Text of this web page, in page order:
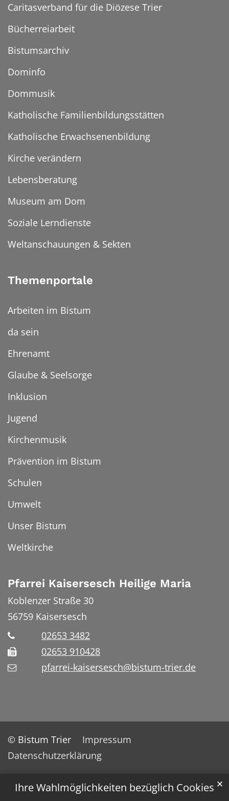
Ihre Wahlmöglichkeiten bezüglich Cookies ✕
Caritasverband für die Diözese Trier
Bücherreiarbeit
Bistumsarchiv
Dominfo
Dommusik
Katholische Familienbildungsstätten
Katholische Erwachsenenbildung
Kirche verändern
Lebensberatung
Museum am Dom
Soziale Lerndienste
Weltanschauungen & Sekten
Themenportale
Arbeiten im Bistum
da sein
Ehrenamt
Glaube & Seelsorge
Inklusion
Jugend
Kirchenmusik
Prävention im Bistum
Schulen
Umwelt
Unser Bistum
Weltkirche
Pfarrei Kaisersesch Heilige Maria
Koblenzer Straße 30
56759 Kaisersesch
02653 3482
02653 910428
pfarrei-kaisersesch@bistum-trier.de
© Bistum Trier
Impressum
Datenschutzerklärung